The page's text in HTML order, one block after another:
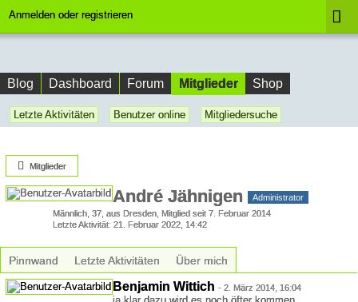
Anmelden oder registrieren
Blog Dashboard Forum Mitglieder Shop
Letzte Aktivitäten Benutzer online Mitgliedersuche
Mitglieder
André Jähnigen
Administrator
Männlich 37 aus Dresden Mitglied seit 7. Februar 2014
Letzte Aktivität 21. Februar 2022, 14:42
Pinnwand Letzte Aktivitäten Über mich
Benjamin Wittich - 2. März 2014, 16:04